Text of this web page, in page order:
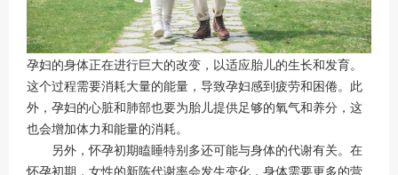
孕妇的身体正在进行巨大的改变，以适应胎儿的生长和发育。
这个过程需要消耗大量的能量，导致孕妇感到疲劳和困倦。此
外，孕妇的心脏和肺部也要为胎儿提供足够的氧气和养分，这
也会增加体力和能量的消耗。
另外，怀孕初期瞌睡特别多还可能与身体的代谢有关。在
怀孕初期，女性的新陈代谢率会发生变化，身体需要更多的营